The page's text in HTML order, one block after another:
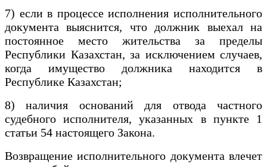
7) если в процессе исполнения исполнительного
документа выяснится, что должник выехал на
постоянное место жительства за пределы
Республики Казахстан, за исключением случаев,
когда имущество должника находится в
Республике Казахстан;
8) наличия оснований для отвода частного
судебного исполнителя, указанных в пункте 1
статьи 54 настоящего Закона.
Возвращение исполнительного документа влечет